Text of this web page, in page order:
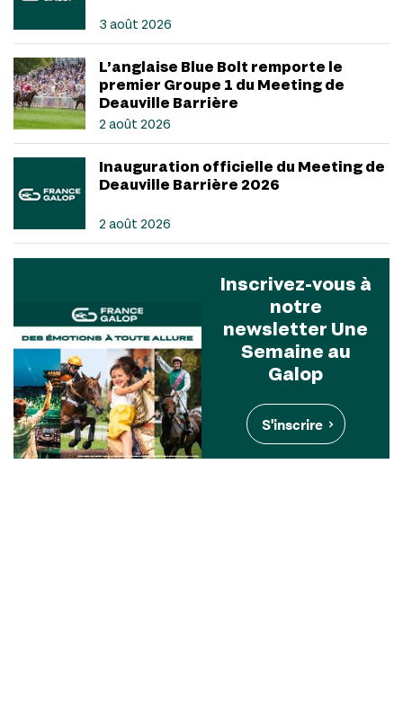
3 août 2026
L’anglaise Blue Bolt remporte le
premier Groupe 1 du Meeting de
Deauville Barrière
2 août 2026
Inauguration officielle du Meeting de
Deauville Barrière 2026
2 août 2026
Inscrivez-vous à
notre
newsletter Une
Semaine au
Galop
S'inscrire